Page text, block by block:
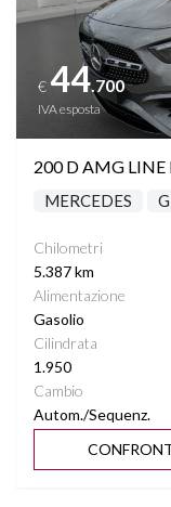
VANO
€44.700
IVA esposta
200 D AMG
MERCEDES
Chilometri
5.387 km
Alimentazione
Gasolio
Cilindrata
1.950
Cambio
Autom./Sequenz.